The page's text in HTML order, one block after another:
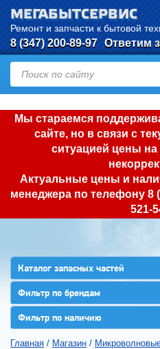
Мы стараемся
сайте, но в связи с
ситуацией цены на
Актуальные цены и
менеджера по телефону 8
521-
МЕГАБЫТСЕРВИС
Ремонт и запчасти к бытовой
8 (347) 200-89-97 Ответим
Каталог запасных частей
Фильтр по брендам
Фильтр по наличию
Главная / Магазин /